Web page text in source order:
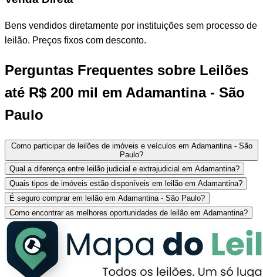
Bens vendidos diretamente por instituições sem processo de
leilão. Preços fixos com desconto.
Perguntas Frequentes sobre Leilões
até R$ 200 mil em Adamantina - São
Paulo
Como participar de leilões de imóveis e veículos em Adamantina - São
Paulo?
Qual a diferença entre leilão judicial e extrajudicial em Adamantina?
Quais tipos de imóveis estão disponíveis em leilão em Adamantina?
É seguro comprar em leilão em Adamantina - São Paulo?
Como encontrar as melhores oportunidades de leilão em Adamantina?